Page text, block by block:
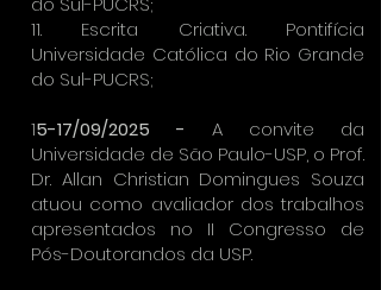
11. Escrita Criativa. Pontifícia
Universidade Católica do Rio Grande
do Sul-PUCRS;
15-17/09/2025 - A convite da
Universidade de São Paulo-USP, o Prof.
Dr. Allan Christian Domingues Souza
atuou como avaliador dos trabalhos
apresentados no II Congresso de
Pós-Doutorandos da USP.